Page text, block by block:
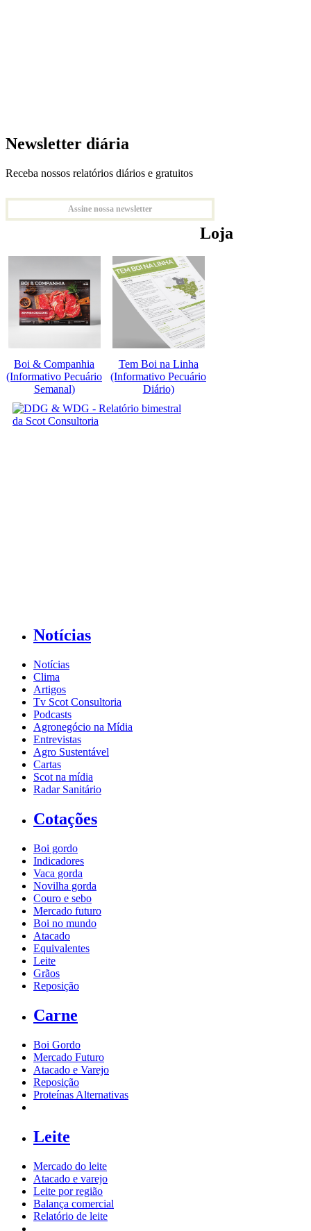
Newsletter diária
Receba nossos relatórios diários e gratuitos
Assine nossa newsletter
Loja
Boi & Companhia
(Informativo Pecuário
Semanal)
Tem Boi na Linha
(Informativo Pecuário
Diário)
Notícias
Notícias
Clima
Artigos
Tv Scot Consultoria
Podcasts
Agronegócio na Mídia
Entrevistas
Agro Sustentável
Cartas
Scot na mídia
Radar Sanitário
Cotações
Boi gordo
Indicadores
Vaca gorda
Novilha gorda
Couro e sebo
Mercado futuro
Boi no mundo
Atacado
Equivalentes
Leite
Grãos
Reposição
Carne
Boi Gordo
Mercado Futuro
Atacado e Varejo
Reposição
Proteínas Alternativas
Leite
Mercado do leite
Atacado e varejo
Leite por região
Balança comercial
Relatório de leite